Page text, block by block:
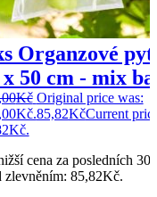
Organzové
x 50 cm - mix
Kč Original price was:
85,82KčCurrent
cena za posledních 30
zlevněním: 85,82Kč.